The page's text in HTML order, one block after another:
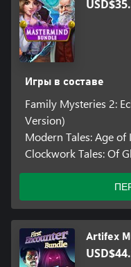
Игры в составе
Family Mysteries 2:
Version)
Modern Tales: Age
Clockwork Tales: Of
Artifex